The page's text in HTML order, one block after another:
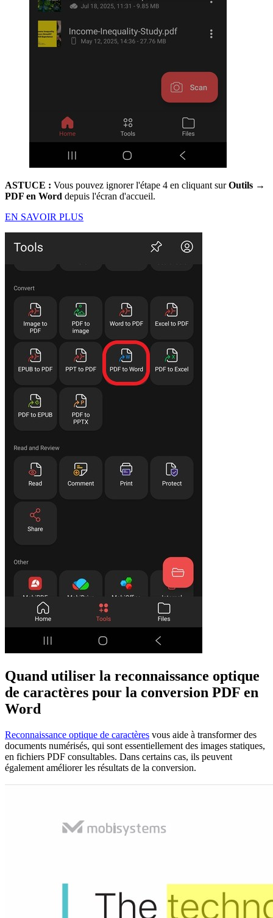
ASTUCE : Vous pouvez ignorer l'étape 4 en cliquant surOutils →
PDF en Word depuis l'écran d'accueil.
EN SAVOIR PLUS
Quand utiliser la reconnaissance optique
de caractères pour la conversion PDF en
Word
Reconnaissance optique de caractères vous aide à transformer des
documents numérisés, qui sont essentiellement des images statiques,
en fichiers PDF consultables. Dans certains cas, ils peuvent
également améliorer les résultats de la conversion.